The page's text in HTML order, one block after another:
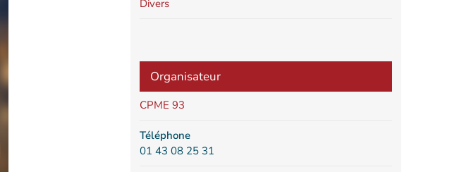
Divers
Organisateur
CPME 93
Téléphone
01 43 08 25 31